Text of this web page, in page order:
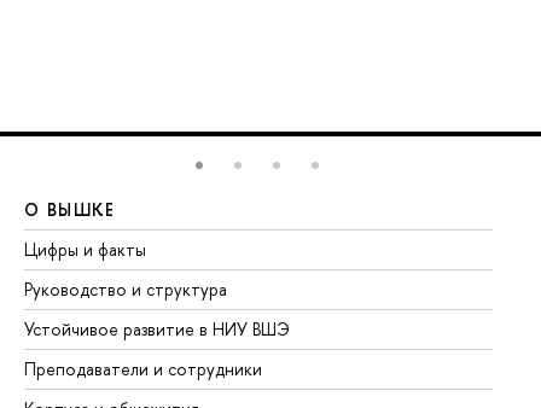
О ВЫШКЕ
Цифры и факты
Руководство и структура
Устойчивое развитие в НИУ ВШЭ
Преподаватели и сотрудники